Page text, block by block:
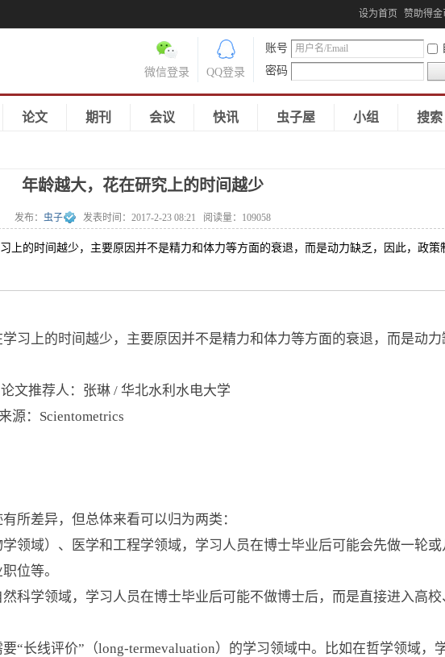
设为首页 赞助得金
账号
密码
QQ登录
微信登录
论文 期刊 会议 快讯 虫子屋 小组 搜索
年龄越大，花在研究上的时间越少
发布： 虫子 发表时间： 2017-2-23 08:21 阅读量： 109058
的时间越少，主要原因并不是精力和体力等方面的衰退，而是动力缺乏，因此，政策
上的时间越少，主要原因并不是精力和体力等方面的衰退，而是动力
推荐人：张琳 / 华北水利水电大学
：Scientometrics
差异，但总体来看可以归为两类：
域）、医学和工程学领域，学习人员在博士毕业后可能会先做一轮或
位等。
学领域，学习人员在博士毕业后可能不做博士后，而是直接进入高校
长线评价”（long-termevaluation）的学习领域中。比如在哲学领域，